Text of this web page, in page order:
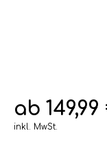
ab
inkl. MwSt.